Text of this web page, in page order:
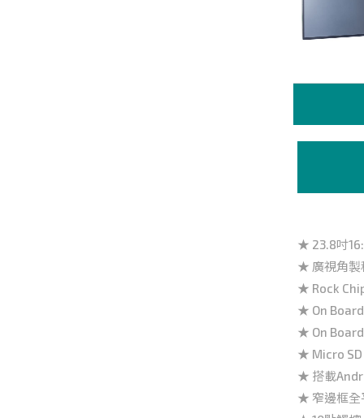
★ 23.8吋
★ 廣視角製
★ Rock
★ On
★ On
★ Micro SD
★ 搭載
★ 窄邊框全